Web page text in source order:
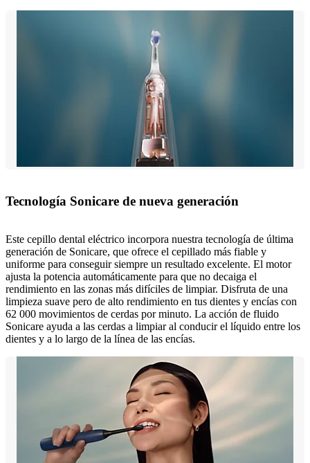
Tecnología Sonicare de nueva generación
Este cepillo dental eléctrico incorpora nuestra tecnología de última
generación de Sonicare, que ofrece el cepillado más fiable y
uniforme para conseguir siempre un resultado excelente. El motor
ajusta la potencia automáticamente para que no decaiga el
rendimiento en las zonas más difíciles de limpiar. Disfruta de una
limpieza suave pero de alto rendimiento en tus dientes y encías con
62 000 movimientos de cerdas por minuto. La acción de fluido
Sonicare ayuda a las cerdas a limpiar al conducir el líquido entre los
dientes y a lo largo de la línea de las encías.